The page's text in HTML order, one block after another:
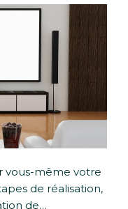
vous-même votre
de réalisation,
de…